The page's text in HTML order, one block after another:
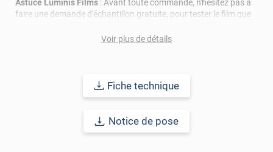
Astuce Luminis Films : Avant toute commande, n'hésitez pas à
faire une demande d'échantillon gratuite, pour tester le film que
et risques de décollement.
votre film électrostatique dans de bonnes conditions : enroulez-
le autour d'un tube et stockez-le dans un endroit à l'abri de la
Voir plus de détails
Fiche technique
Notice de pose